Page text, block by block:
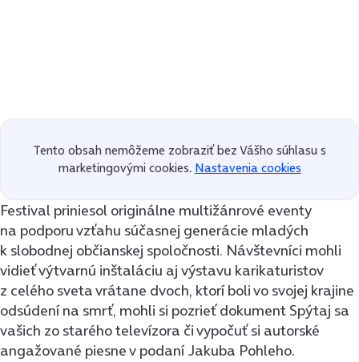
Tento obsah nemôžeme zobraziť bez Vášho súhlasu s
marketingovými cookies. Nastavenia cookies
Festival priniesol originálne multižánrové eventy
na podporu vzťahu súčasnej generácie mladých
k slobodnej občianskej spoločnosti. Návštevníci mohli
vidieť výtvarnú inštaláciu aj výstavu karikaturistov
z celého sveta vrátane dvoch, ktorí boli vo svojej krajine
odsúdení na smrť, mohli si pozrieť dokument Spýtaj sa
vašich zo starého televízora či vypočuť si autorské
angažované piesne v podaní Jakuba Pohleho.